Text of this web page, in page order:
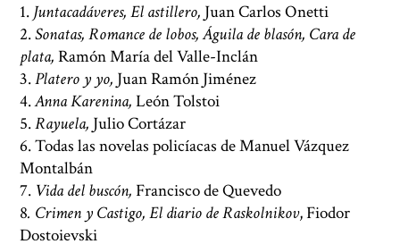
1. Juntacadáveres, El astillero, Juan Carlos Onetti
2.Sonatas, Romance de lobos, Águila de blasón, Cara de
plata,Ramón María del Valle-Inclán
3.Platero y yo, Juan Ramón Jiménez
4.Anna Karenina,León Tolstoi
5.Rayuela, Julio Cortázar
6. Todas las novelas policíacas de Manuel Vázquez
Montalbán
7. Vida del buscón,Francisco de Quevedo
8. Crimen y Castigo, El diario de Raskolnikov, Fiodor
Dostoievski